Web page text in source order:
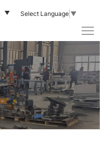
Select Language ▼